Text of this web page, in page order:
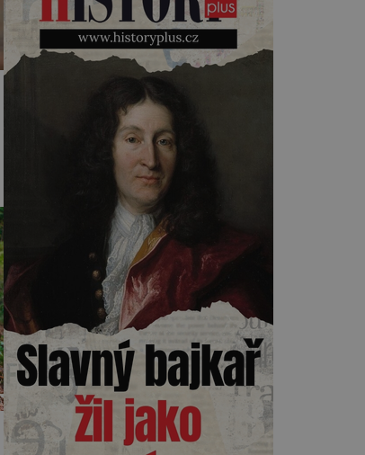
Kearnsovým zlepšovákem.
Začíná spor, kterému génius
obětuje vše – čas, rodinu i sám
sebe. Američan Robert William
Kearns (1927–2005), který
během vlastní svatby přijde […]